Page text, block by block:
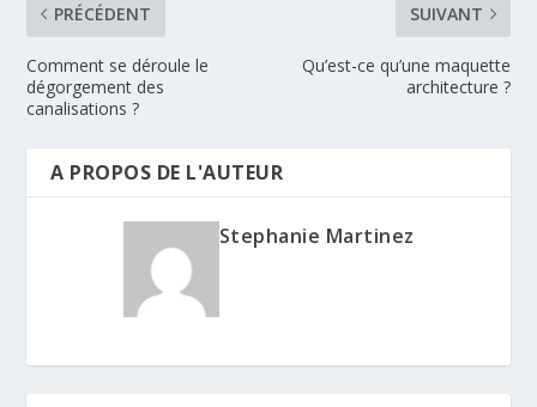
PRÉCÉDENT
Comment se déroule le
dégorgement des
canalisations ?
SUIVANT
Qu’est-ce qu’une maquette
architecture ?
A PROPOS DE L'AUTEUR
Stephanie Martinez